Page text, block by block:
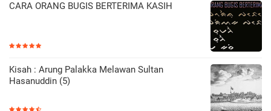
CARA ORANG BUGIS BERTERIMA KASIH
Kisah : Arung Palakka Melawan Sultan
Hasanuddin (5)